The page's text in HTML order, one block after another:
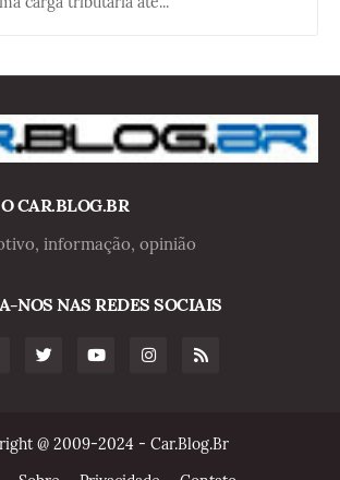
CAR.BLOG.BR
informação, opinião
NOS NAS REDES SOCIAIS
@ 2009-2024 - Car.Blog.Br